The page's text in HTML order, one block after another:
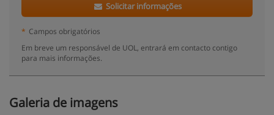
Solicitar informações
* Campos obrigatórios
Em breve um responsável de UOL, entrará em contacto contigo
para mais informações.
Galeria de imagens